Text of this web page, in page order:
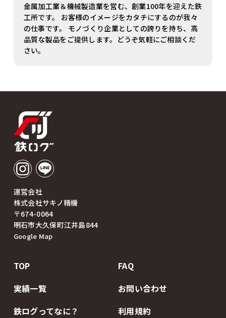
金属加工業＆機械製造業を営む、創業100年を迎えた鉄
工所です。 お客様のイメージをカタチにするのが我々
の仕事です。 モノづくり企業としての誇りを持ち、高
品質な製品をご提供します。どうぞ気軽にご相談くだ
さい。
運営会社
株式会社サキノ精機
〒674-0064
明石市大久保町江井島844
Google Map
TOP
実績一覧
鉄ログってなに？
FAQ
お問い合わせ
利用規約